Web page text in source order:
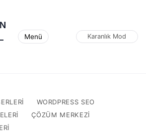
Menü Karanlık Mod
WORDPRESS SEO
ÇÖZÜM MERKEZI